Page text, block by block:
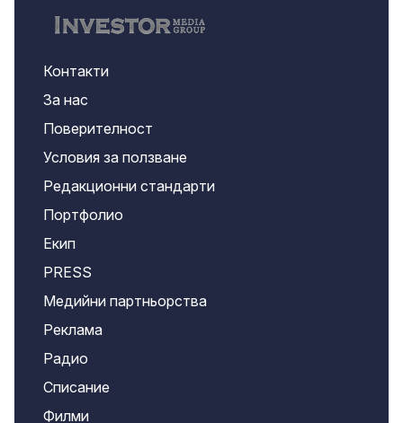
Контакти
За нас
Поверителност
Условия за ползване
Редакционни стандарти
Портфолио
Екип
PRESS
Медийни партньорства
Реклама
Радио
Списание
Филми